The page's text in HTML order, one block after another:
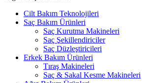
Cilt Bakım Teknolojileri
Saç Bakım Ürünleri
Saç Kurutma Makineleri
Saç Şekillendiriciler
Saç Düzleştiricileri
Erkek Bakım Ürünleri
Tıraş Makineleri
Saç & Sakal Kesme Makineleri